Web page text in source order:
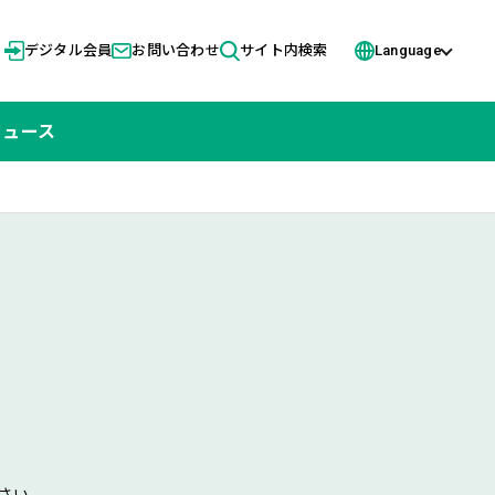
デジタル会員 お問い合わせ サイト内検索 Language
ース